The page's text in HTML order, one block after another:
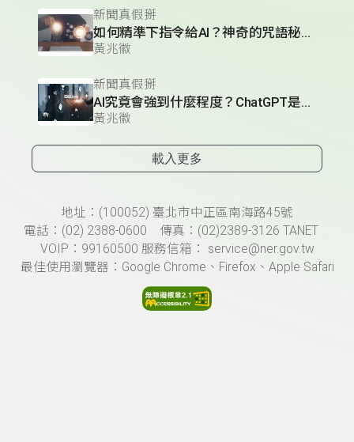
新聞真假掰
如何精準下指令給AI？神奇的咒語秘訣大公開
黃兆徽
新聞真假掰
AI究竟會強到什麼程度？ChatGPT是「填鴨式教育」的產物？
黃兆徽
載入更多
頁尾資訊地址：(100052) 臺北市中正區南海路45號
電話：(02) 2388-0600 傳真：(02)2389-3126 TANET
VOIP：99160500 服務信箱： service@ner.gov.tw
最佳使用瀏覽器：Google Chrome、Firefox、Apple Safari